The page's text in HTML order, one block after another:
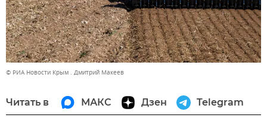
© РИА Новости Крым . Дмитрий Макеев
Читать в МАКС Дзен Telegram